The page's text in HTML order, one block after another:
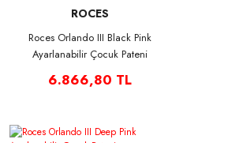
ROCES
Roces Orlando III Black Pink
Ayarlanabilir Çocuk Pateni
6.866,80 TL